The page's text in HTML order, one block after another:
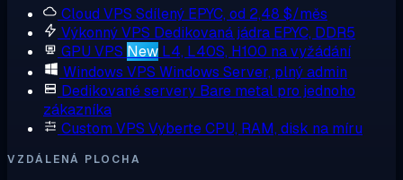
Cloud VPS Sdílený EPYC, od 2,48 $/měs
Výkonný VPS Dedikovaná jádra EPYC, DDR5
GPU VPS New L4, L40S, H100 na vyžádání
Windows VPS Windows Server, plný admin
Dedikované servery Bare metal pro jednoho
zákazníka
Custom VPS Vyberte CPU, RAM, disk na míru
VZDÁLENÁ PLOCHA